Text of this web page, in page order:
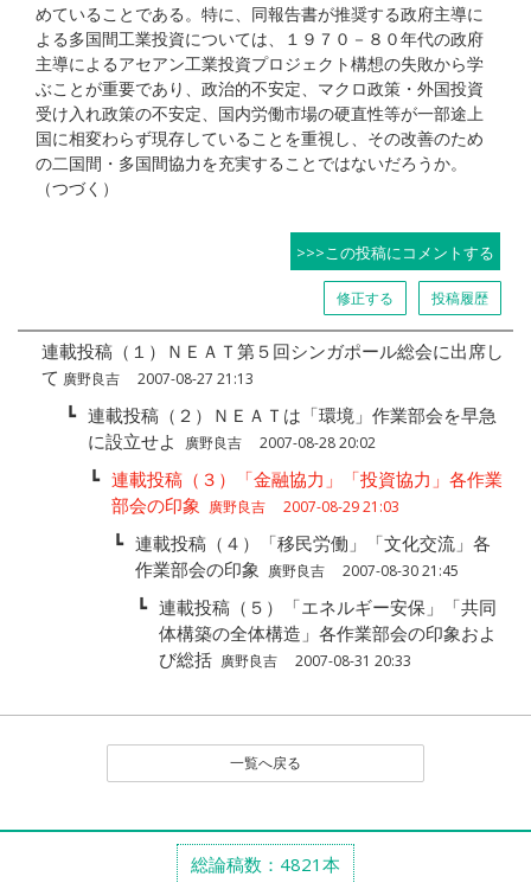
めていることである。特に、同報告書が推奨する政府主導に
よる多国間工業投資については、１９７０－８０年代の政府
主導によるアセアン工業投資プロジェクト構想の失敗から学
ぶことが重要であり、政治的不安定、マクロ政策・外国投資
受け入れ政策の不安定、国内労働市場の硬直性等が一部途上
国に相変わらず現存していることを重視し、その改善のため
の二国間・多国間協力を充実することではないだろうか。
（つづく）
>>>この投稿にコメントする
修正する 投稿履歴
連載投稿（１）ＮＥＡＴ第５回シンガポール総会に出席し
て 廣野良吉 2007-08-27 21:13
┗ 連載投稿（２）ＮＥＡＴは「環境」作業部会を早急
に設立せよ
廣野良吉 2007-08-28 20:02
┗ 連載投稿（３）「金融協力」「投資協力」各作業
部会の印象 廣野良吉 2007-08-29 21:03
┗ 連載投稿（４）「移民労働」「文化交流」各
作業部会の印象 廣野良吉 2007-08-30 21:45
┗ 連載投稿（５）「エネルギー安保」「共同
体構築の全体構造」各作業部会の印象およ
び総括 廣野良吉 2007-08-31 20:33
一覧へ戻る
総論稿数：4821本